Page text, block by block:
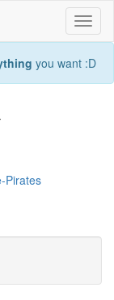
you want :D
Pirates